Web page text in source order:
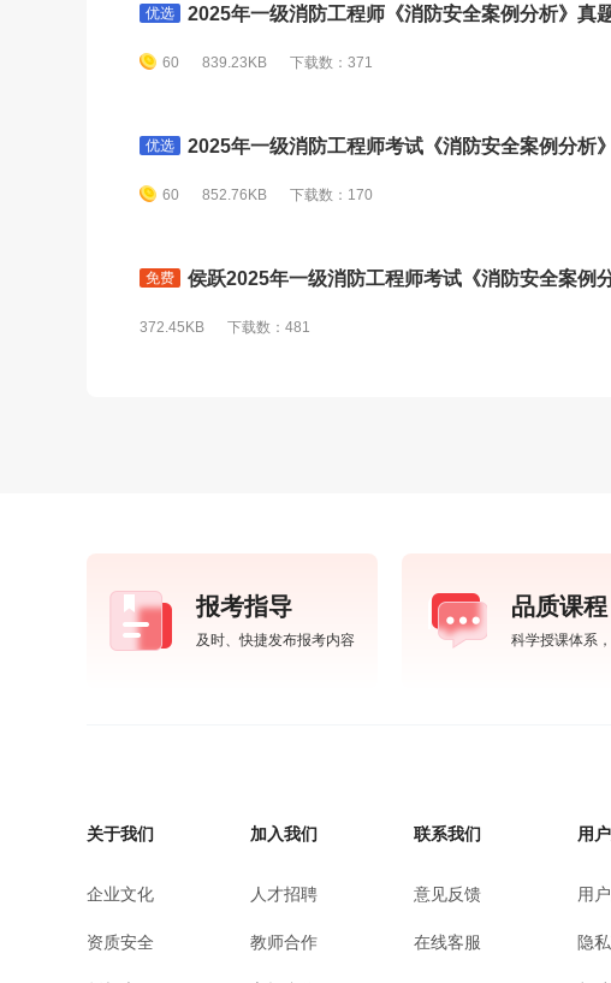
优选 2025年一级消防工程师《消防安全案例分析》真
60 839.23KB 下载数：371
优选 2025年一级消防工程师考试《消防安全案例分析
60 852.76KB 下载数：170
免费 侯跃2025年一级消防工程师考试《消防安全案例
372.45KB 下载数：481
报考指导
及时、快捷发布报考内容
品质课程
科学授课体系
关于我们
企业文化
资质安全
加入我们
人才招聘
教师合作
联系我们
意见反馈
在线客服
用
用
隐